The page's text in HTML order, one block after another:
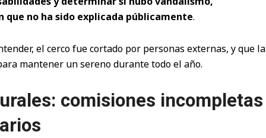
no ha sido explicada públicamente.
el cerco fue cortado por personas externas, y que la
mantener un sereno durante todo el año.
comisiones incompletas